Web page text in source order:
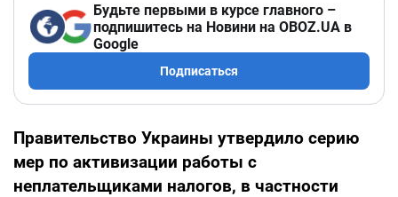
Будьте первыми в курсе главного –
подпишитесь на Новини на OBOZ.UA в
Google
Подписаться
Правительство Украины утвердило серию
мер по активизации работы с
неплательщиками налогов, в частности